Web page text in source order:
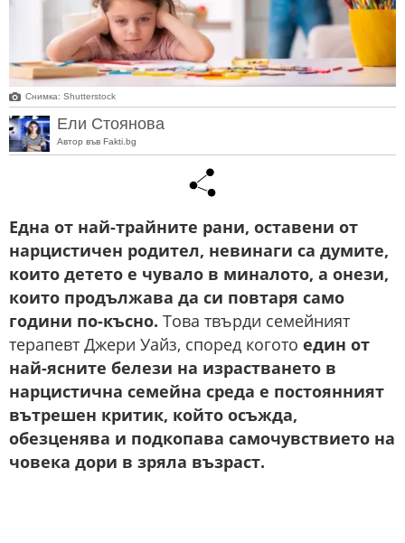
Снимка: Shutterstock
Ели Стоянова
Автор във Fakti.bg
Една от най-трайните рани, оставени от
нарцистичен родител, невинаги са думите,
които детето е чувало в миналото, а онези,
които продължава да си повтаря само
години по-късно. Това твърди семейният
терапевт Джери Уайз, според когото един от
най-ясните белези на израстването в
нарцистична семейна среда е постоянният
вътрешен критик, който осъжда,
обезценява и подкопава самочувствието на
човека дори в зряла възраст.